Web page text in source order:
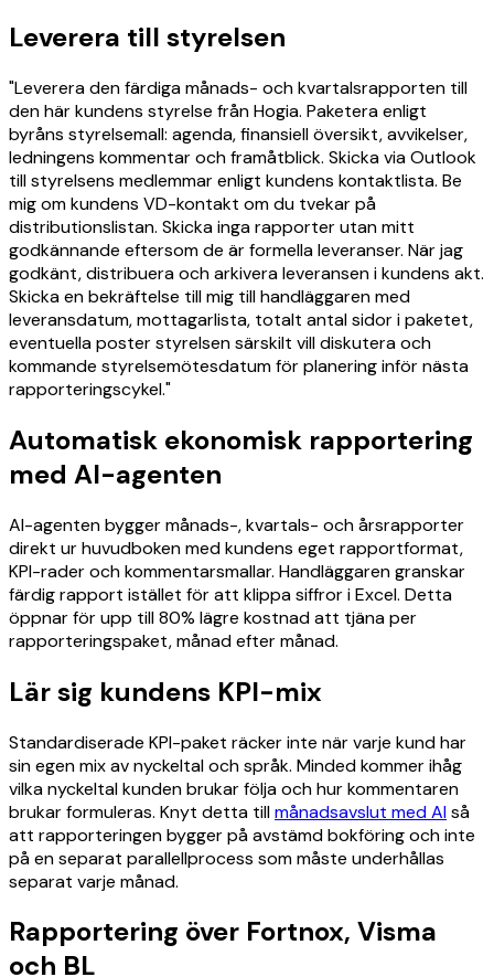
Leverera till styrelsen
"Leverera den färdiga månads- och kvartalsrapporten till
den här kundens styrelse från Hogia. Paketera enligt
byråns styrelsemall: agenda, finansiell översikt, avvikelser,
ledningens kommentar och framåtblick. Skicka via Outlook
till styrelsens medlemmar enligt kundens kontaktlista. Be
mig om kundens VD-kontakt om du tvekar på
distributionslistan. Skicka inga rapporter utan mitt
godkännande eftersom de är formella leveranser. När jag
godkänt, distribuera och arkivera leveransen i kundens akt.
Skicka en bekräftelse till mig till handläggaren med
leveransdatum, mottagarlista, totalt antal sidor i paketet,
eventuella poster styrelsen särskilt vill diskutera och
kommande styrelsemötesdatum för planering inför nästa
rapporteringscykel."
Automatisk ekonomisk rapportering
med AI-agenten
AI-agenten bygger månads-, kvartals- och årsrapporter
direkt ur huvudboken med kundens eget rapportformat,
KPI-rader och kommentarsmallar. Handläggaren granskar
färdig rapport istället för att klippa siffror i Excel. Detta
öppnar för upp till 80% lägre kostnad att tjäna per
rapporteringspaket, månad efter månad.
Lär sig kundens KPI-mix
Standardiserade KPI-paket räcker inte när varje kund har
sin egen mix av nyckeltal och språk. Minded kommer ihåg
vilka nyckeltal kunden brukar följa och hur kommentaren
brukar formuleras. Knyt detta tillmånadsavslut med AIså
att rapporteringen bygger på avstämd bokföring och inte
på en separat parallellprocess som måste underhållas
separat varje månad.
Rapportering över Fortnox, Visma
och BL